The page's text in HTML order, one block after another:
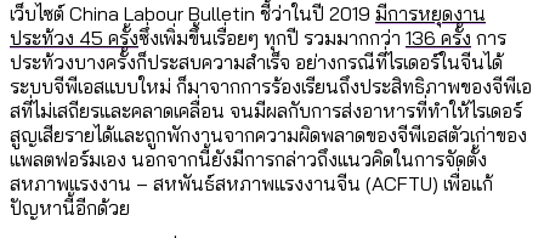
เว็บไซต์ China Labour Bulletin ชี้ว่าในปี 2019 มีการหยุดงาน
ประท้วง 45 ครั้งซึ่งเพิ่มขึ้นเรื่อยๆ ทุกปี รวมมากกว่า 136 ครั้ง การ
ประท้วงบางครั้งก็ประสบความสำเร็จ อย่างกรณีที่ไรเดอร์ในจีนได้
ระบบจีพีเอสแบบใหม่ ก็มาจากการร้องเรียนถึงประสิทธิภาพของจีพีเอ
สที่ไม่เสถียรและคลาดเคลื่อน จนมีผลกับการส่งอาหารที่ทำให้ไรเดอร์
สูญเสียรายได้และถูกพักงานจากความผิดพลาดของจีพีเอสตัวเก่าของ
แพลตฟอร์มเอง นอกจากนี้ยังมีการกล่าวถึงแนวคิดในการจัดตั้ง
สหภาพแรงงาน – สหพันธ์สหภาพแรงงานจีน (ACFTU) เพื่อแก้
ปัญหานี้อีกด้วย